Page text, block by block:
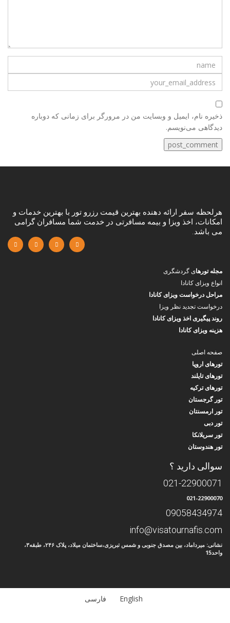
ذخیره نام، ایمیل و وبسایت من در مرورگر برای زمانی که دوباره
دیدگاهی می‌نویسم.
هرلحظه سفر ارائه دهنده بهترین قیمت رزرو تور با بهترین خدمات و
امکانات، اخذ ویزا و بیمه مسافرتی در خدمت شما مسافران گرامی
می باشد.
مجله تورهای گردشگری
انواع ویزای کانادا
مراحل درخواست ویزای کانادا
درخواست تجدید نظر ویزا
روند پیگیری اخذ ویزای کانادا
هزینه ویزای کانادا
صفحه اصلی
تورهای اروپا
تورهای تایلند
تورهای ترکیه
تور گرجستان
تور ارمسنتان
تور دبی
تور سریلانکا
تور هندوستان
سوالی دارید ؟
021-22900071
021-22900070
09058434974
info@visatournafis.com
نشانی: میرداماد، بین مصدق جنوبی و شمس تبریزی،ساختمان میلاد، پلاک ۲۴۶، طبقه۳،
واحد15
English فارسی